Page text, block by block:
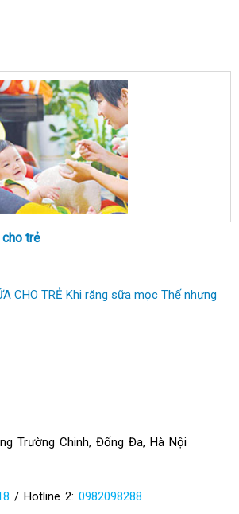
trẻ
CHO TRẺ Khi răng sữa mọc Thế nhưng
Trường Chinh, Đống Đa, Hà Nội
/ Hotline 2: 0982098288